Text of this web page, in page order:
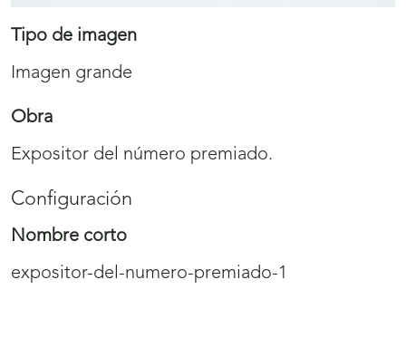
Tipo de imagen
Imagen grande
Obra
Expositor del número premiado.
Configuración
Nombre corto
expositor-del-numero-premiado-1